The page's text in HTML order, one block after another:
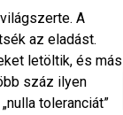
A
az eladást.
letöltik, és más
száz ilyen
toleranciát”